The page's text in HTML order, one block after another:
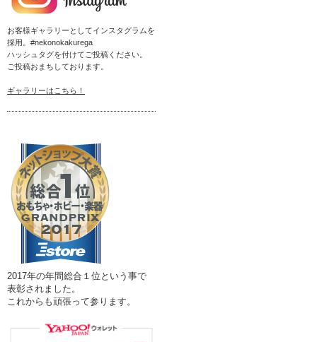
お客様ギャラリーとしてインスタグラムを
採用。#nekonokakurega
ハッシュタグを付けてご投稿ください。
ご投稿おまちしております。
ギャラリーはこちら！
2017年の年間総合１位という事で
表彰されました。
これからも頑張って参ります。